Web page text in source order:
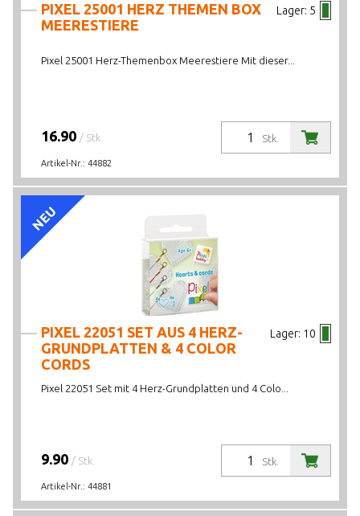
Lager: 5
PIXEL 25001 HERZ THEMEN BOX
MEERESTIERE
Pixel 25001 Herz-Themenbox Meerestiere Mit dieser...
Stk.
16.90 / Stk.
Artikel-Nr.: 44882
NEU
Lager: 10
PIXEL 22051 SET AUS 4 HERZ-
GRUNDPLATTEN & 4 COLOR
CORDS
Pixel 22051 Set mit 4 Herz-Grundplatten und 4 Colo...
Stk.
9.90 / Stk.
Artikel-Nr.: 44881